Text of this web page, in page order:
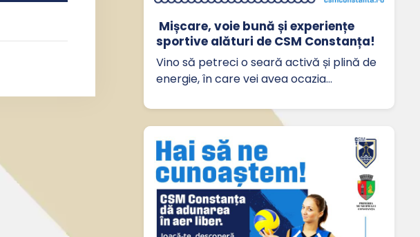
Mișcare, voie bună și experiențe
sportive alături de CSM Constanța!
Vino să petreci o seară activă și plină de
energie, în care vei avea ocazia…